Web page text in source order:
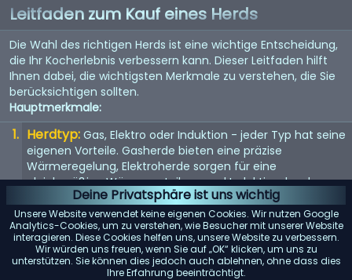
Deine Privatsphäre ist uns wichtig
Unsere Website verwendet keine eigenen Cookies. Wir nutzen Google
Analytics-Cookies, um zu verstehen, wie Besucher mit unserer Website
interagieren. Diese Cookies helfen uns, unsere Website zu verbessern.
Wir würden uns freuen, wenn Sie auf „OK“ klicken, um uns zu
unterstützen. Sie können dies jedoch auch ablehnen, ohne dass dies
Ihre Erfahrung beeinträchtigt.
Leitfaden zum Kauf eines Herds
Die Wahl des richtigen Herds ist eine wichtige Entscheidung,
die Ihr Kocherlebnis verbessern kann. Dieser Leitfaden hilft
Ihnen dabei, die wichtigsten Merkmale zu verstehen, die Sie
berücksichtigen sollten.
Hauptmerkmale:
Herdtyp: Gas, Elektro oder Induktion - jeder Typ hat seine
eigenen Vorteile. Gasherde bieten eine präzise
Wärmeregelung, Elektroherde sorgen für eine
gleichmäßige Wärmeverteilung und Induktionsherde
ermöglichen ein schnelles und effizientes Erhitzen.
Größe: Die Größe des Herds sollte in Ihre Küche passen
und Ihren Kochbedürfnissen entsprechen.
Standardbreiten sind 30 und 36 Zoll, aber es sind auch
größere Modelle erhältlich.